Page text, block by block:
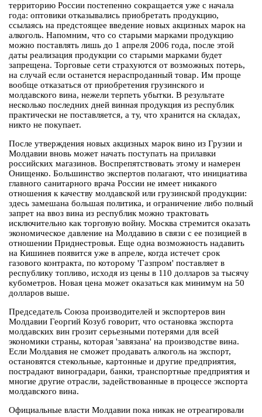
территорию России постепенно сокращается уже с начала
года: оптовики отказывались приобретать продукцию,
ссылаясь на предстоящее введение новых акцизных марок на
алкоголь. Напомним, что со старыми марками продукцию
можно поставлять лишь до 1 апреля 2006 года, после этой
даты реализация продукции со старыми марками будет
запрещена. Торговые сети страхуются от возможных потерь,
на случай если останется нераспроданный товар. Им проще
вообще отказаться от приобретения грузинского и
молдавского вина, нежели терпеть убытки. В результате
несколько последних дней винная продукция из республик
практически не поставляется, а ту, что хранится на складах,
никто не покупает.
После утверждения новых акцизных марок вино из Грузии и
Молдавии вновь может начать поступать на прилавки
российских магазинов. Воспрепятствовать этому и намерен
Онищенко. Большинство экспертов полагают, что инициатива
главного санитарного врача России не имеет никакого
отношения к качеству молдавской или грузинской продукции:
здесь замешана большая политика, и ограничение либо полный
запрет на ввоз вина из республик можно трактовать
исключительно как торговую войну. Москва стремится оказать
экономическое давление на Молдавию в связи с ее позицией в
отношении Приднестровья. Еще одна возможность надавить
на Кишинев появится уже в апреле, когда истечет срок
газового контракта, по которому 'Газпром' поставляет в
республику топливо, исходя из цены в 110 долларов за тысячу
кубометров. Новая цена может оказаться как минимум на 50
долларов выше.
Председатель Союза производителей и экспортеров вин
Молдавии Георгий Козуб говорит, что остановка экспорта
молдавских вин грозит серьезными потерями для всей
экономики страны, которая 'завязана' на производстве вина.
Если Молдавия не сможет продавать алкоголь на экспорт,
остановятся стекольные, картонные и другие предприятия,
пострадают виноградари, банки, транспортные предприятия и
многие другие отрасли, задействованные в процессе экспорта
молдавского вина.
Официальные власти Молдавии пока никак не отреагировали